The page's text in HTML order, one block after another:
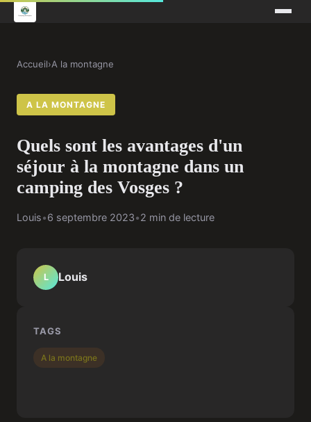
Accueil›A la montagne
A LA MONTAGNE
Quels sont les avantages d'un
séjour à la montagne dans un
camping des Vosges ?
Louis•6 septembre 2023•2 min de lecture
L Louis
TAGS
A la montagne